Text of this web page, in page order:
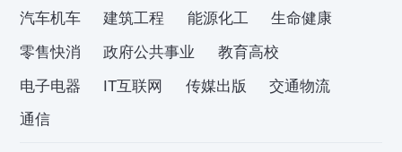
汽车机车
建筑工程 能源化工
生命健康
零售快消
政府公共事业
教育高校
电子电器
IT互联网 传媒出版
交通物流
通信